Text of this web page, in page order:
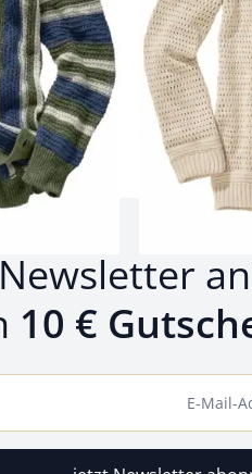
1 bis 5 von 5.
10 €
E-Mail-